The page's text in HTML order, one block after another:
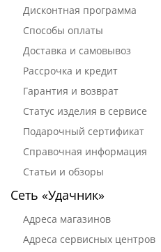
Дисконтная программа
Способы оплаты
Доставка и самовывоз
Рассрочка и кредит
Гарантия и возврат
Статус изделия в сервисе
Подарочный сертификат
Справочная информация
Статьи и обзоры
Сеть «Удачник»
Адреса магазинов
Адреса сервисных центров